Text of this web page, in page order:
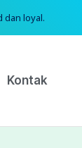
dan loyal.
Kontak